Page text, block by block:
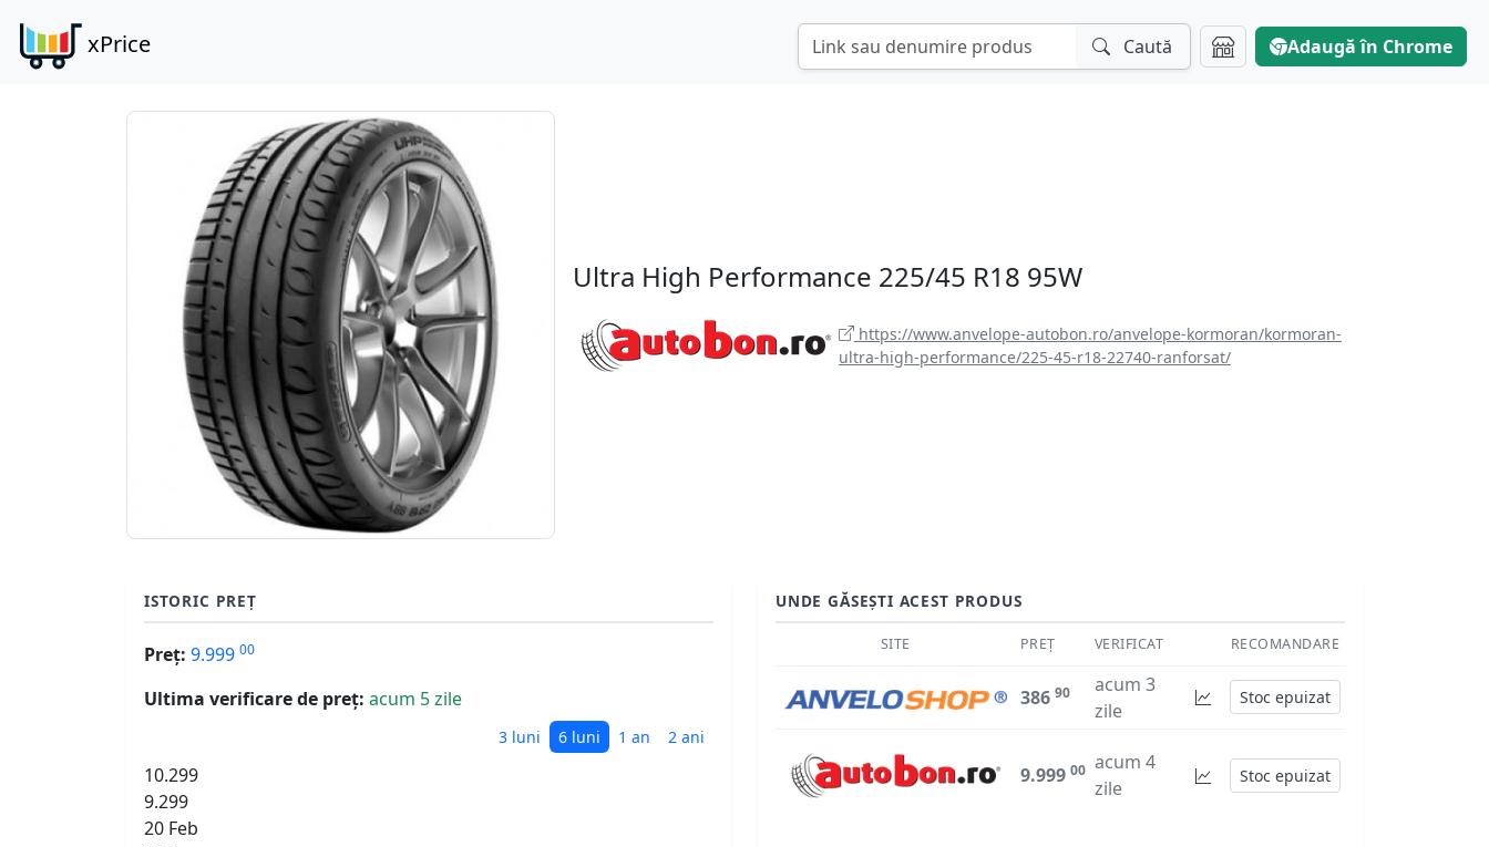
xPrice Caută Adaugă în Chrome
Ultra High Performance 225/45 R18 95W
https://www.anvelope-autobon.ro/anvelope-kormoran/kormoran-
ultra-high-performance/225-45-r18-22740-ranforsat/
ISTORIC PREȚ
Preț: 9.999 00
Ultima verificare de preț: acum 5 zile
3 luni 6 luni 1 an 2 ani
10.299
9.299
20 Feb
UNDE GĂSEȘTI ACEST PRODUS
SITE PREȚ VERIFICAT RECOMANDARE
386 90
acum 3
zile
Stoc epuizat
9.999 00 acum 4
zile
Stoc epuizat